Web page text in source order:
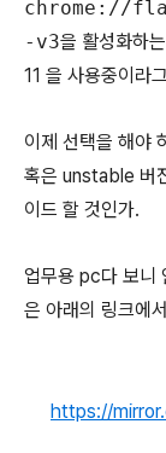
chrome://
-v3을 활성화하
11 을 사용중이라
이제 선택을 해야
혹은 unstable 버
이드 할 것인가.
업무용 pc다 보니
은 아래의 링크에
https://